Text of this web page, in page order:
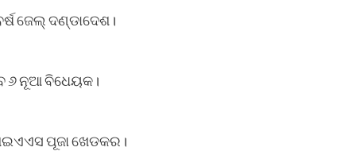
ଜେଲ୍‌ ଦଣ୍ଡାଦେଶ।
୬ ନୂଆ ବିଧେୟକ।
ପୂଜା ଖେଡକର।